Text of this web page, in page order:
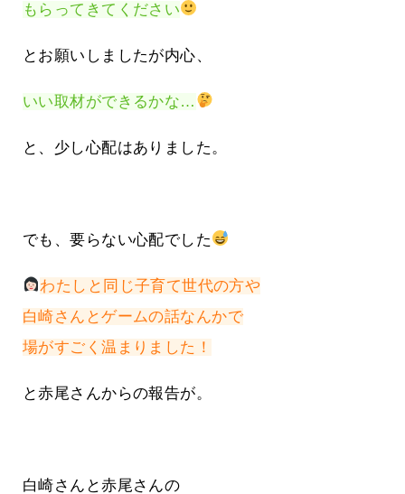
もらってきてください
とお願いしましたが内心、
いい取材ができるかな…
と、少し心配はありました。
でも、要らない心配でした
わたしと同じ子育て世代の方や
白崎さんとゲームの話なんかで
場がすごく温まりました！
と赤尾さんからの報告が。
白崎さんと赤尾さんの